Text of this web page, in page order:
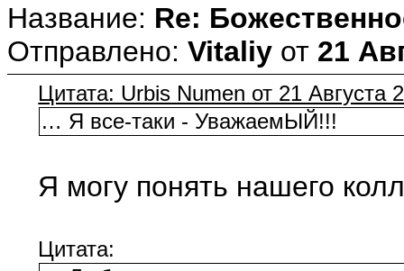
Название: Re:
Отправлено: Vitaliy от 21
Цитата: Urbis Numen от 21 Августа
… Я все-таки - УважаемЫЙ!!!
Я могу понять нашего
Цитата: